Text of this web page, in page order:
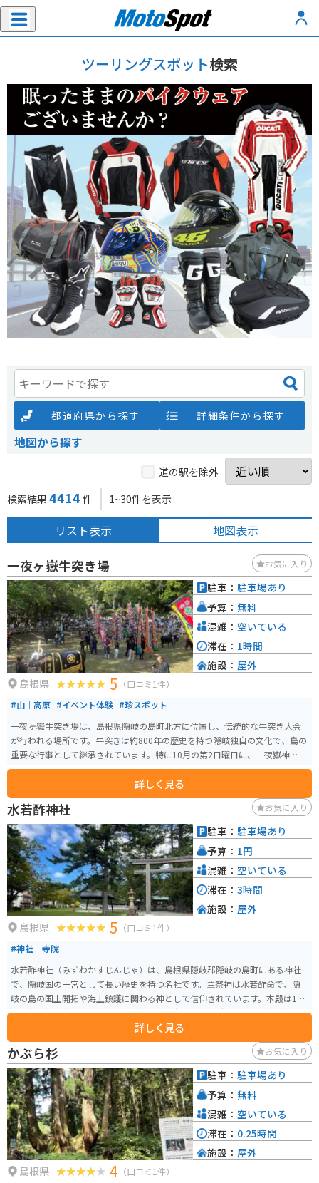
ツーリングスポット検索
都道府県から探す 詳細条件から探す
地図から探す
道の駅を除外
検索結果 4414 件 1~30件を表示
リスト表示 地図表示
一夜ヶ嶽牛突き場 お気に入り
島根県 5 （口コミ1件）
#山｜高原 #イベント体験 #珍スポット
一夜ヶ嶽牛突き場は、島根県隠岐の島町北方に位置し、伝統的な牛突き大会
が行われる場所です。牛突きは約800年の歴史を持つ隠岐独自の文化で、島の
重要な行事として継承されています。特に10月の第2日曜日に、一夜嶽神社の
祭礼として「一夜ヶ嶽牛突き大会」が開催され、島内の選抜された牛たちが
本とし、勝敗をつけずに安全に楽しめる工夫がされています。伝統を守りな
がら地域の絆を深めるこの行事は、隠岐の文化を感じる絶好の機会となって
います。
詳しく見る
駐車： 駐車場あり
予算： 無料
混雑： 空いている
滞在： 1時間
施設： 屋外
水若酢神社 お気に入り
島根県 5 （口コミ1件）
#神社｜寺院
水若酢神社（みずわかすじんじゃ）は、島根県隠岐郡隠岐の島町にある神社
で、隠岐国の一宮として長い歴史を持つ名社です。主祭神は水若酢命で、隠
岐の島の国土開拓や海上鎮護に関わる神として信仰されています。本殿は179
5年（寛政7年）に再建され、茅葺き屋根を持つ「隠岐造り」の建築様式が特
徴で、国の重要文化財に指定されています。 境内には古墳群も存在し、隠岐
最大の横穴式石室がある1号墳が有名です。毎年6月には例祭が開かれ、多く
の参拝者が訪れます。隠岐の歴史や文化が息づく神社として、観光客にも人気
のあるスポットです。
詳しく見る
駐車： 駐車場あり
予算： 1円
混雑： 空いている
滞在： 3時間
施設： 屋外
かぶら杉 お気に入り
島根県 4 （口コミ1件）
駐車： 駐車場あり
予算： 無料
混雑： 空いている
滞在： 0.25時間
施設： 屋外